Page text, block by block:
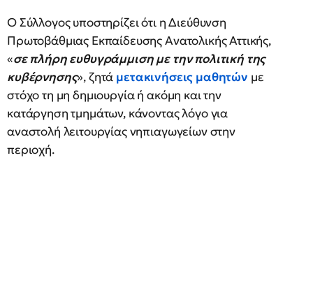
Ο Σύλλογος υποστηρίζει ότι η Διεύθυνση
Πρωτοβάθμιας Εκπαίδευσης Ανατολικής Αττικής,
«σε πλήρη ευθυγράμμιση με την πολιτική της
κυβέρνησης», ζητά μετακινήσεις μαθητών με
στόχο τη μη δημιουργία ή ακόμη και την
κατάργηση τμημάτων, κάνοντας λόγο για
αναστολή λειτουργίας νηπιαγωγείων στην
περιοχή.